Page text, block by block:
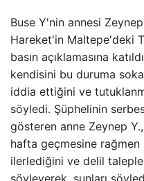
Buse Y'nin annesi
Hareket'in Maltepe'deki
basın açıklamasına
kendisini bu duruma
iddia ettiğini ve
söyledi. Şüphelinin
gösteren anne Zeynep
hafta geçmesine
ilerlediğini ve delil